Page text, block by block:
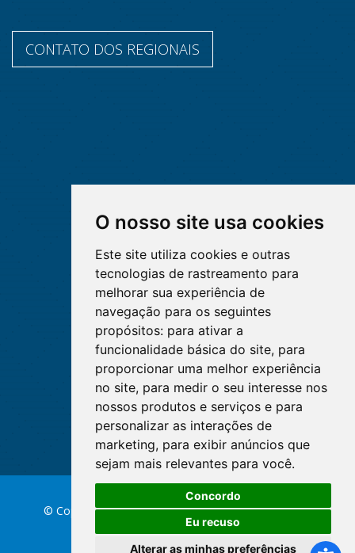
O nosso site usa cookies
Este site utiliza cookies e outras
tecnologias de rastreamento para
melhorar sua experiência de
navegação para os seguintes
propósitos: para ativar a
funcionalidade básica do site, para
proporcionar uma melhor experiência
no site, para medir o seu interesse nos
nossos produtos e serviços e para
personalizar as interações de
marketing, para exibir anúncios que
sejam mais relevantes para você.
Concordo
Eu recuso
Alterar as minhas preferências
CONTATO DOS REGIONAIS
© Copyright 2026 Conselho Federal de Enfermagem